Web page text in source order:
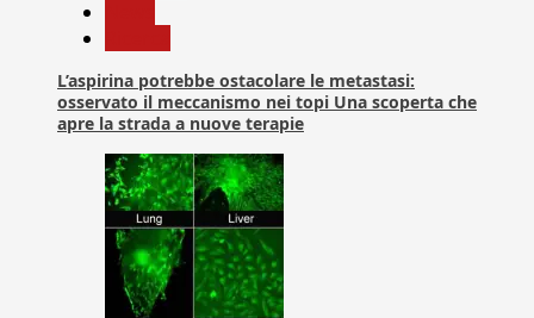
L’aspirina potrebbe ostacolare le metastasi:
osservato il meccanismo nei topi Una scoperta che
apre la strada a nuove terapie